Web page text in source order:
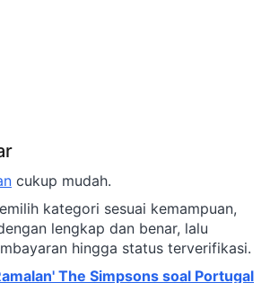
cukup mudah.
kategori sesuai kemampuan,
lengkap dan benar, lalu
hingga status terverifikasi.
The Simpsons soal Portugal